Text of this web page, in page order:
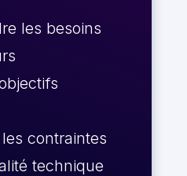
les besoins
contraintes
technique